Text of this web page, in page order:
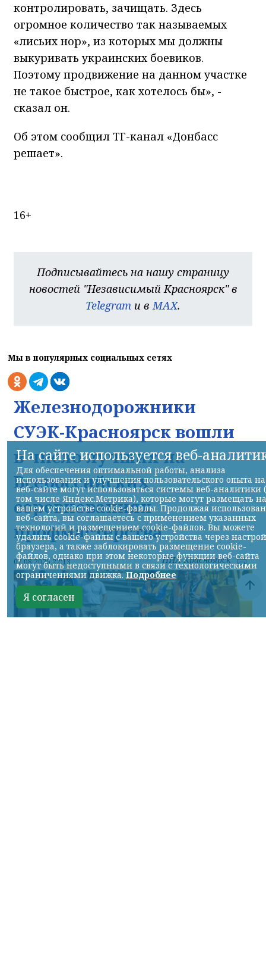
контролировать, зачищать. Здесь
огромное количество так называемых
«лисьих нор», из которых мы должны
выкуривать украинских боевиков.
Поэтому продвижение на данном участке
не такое быстрое, как хотелось бы», -
сказал он.
Об этом сообщил ТГ-канал «Донбасс
решает».
16+
Подписывайтесь на нашу страницу
новостей "Независимый Красноярск" в
Telegram и вMAX.
Мы в популярных социальных сетях
Железнодорожники
СУЭК-Красноярск вошли
в число лучших на
Всероссийских
соревнованиях
профмастерства
07.08.2026 22:13 НИА-Красноярск
На сайте используется веб-
Для обеспечения оптимальной работы, анализа
использования и улучшения пользовательского опыта на
веб-сайте могут использоваться системы веб-аналитики
том числе Яндекс.Метрика), которые могут размещать на
вашем устройстве cookie-файлы. Продолжая
веб-сайта, вы соглашаетесь с применением указанных
технологий и размещением cookie-файлов. Вы можете
удалить cookie-файлы с вашего устройства через
браузера, а также заблокировать размещение cookie-
файлов, однако при этом некоторые функции веб-сайта
могут быть недоступными в связи с технологическими
ограничениями движка.Подробнее
Я согласен